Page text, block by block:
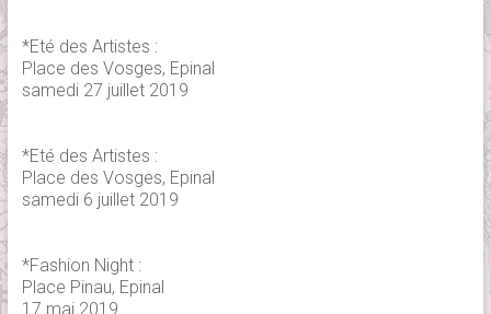
*Eté des Artistes :
Place des Vosges, Epinal
samedi 27 juillet 2019
*Eté des Artistes :
Place des Vosges, Epinal
samedi 6 juillet 2019
*Fashion Night :
Place Pinau, Epinal
17 mai 2019